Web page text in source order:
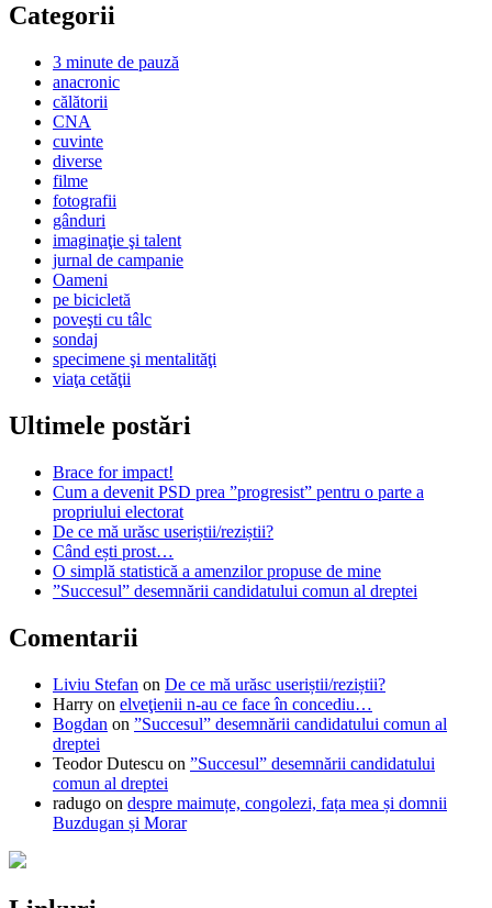
Categorii
3 minute de pauză
anacronic
călătorii
CNA
cuvinte
diverse
filme
fotografii
gânduri
imaginaţie şi talent
jurnal de campanie
Oameni
pe bicicletă
poveşti cu tâlc
sondaj
specimene şi mentalităţi
viaţa cetăţii
Ultimele postări
Brace for impact!
Cum a devenit PSD prea ”progresist” pentru o parte a
propriului electorat
De ce mă urăsc useriștii/reziștii?
Când ești prost…
O simplă statistică a amenzilor propuse de mine
”Succesul” desemnării candidatului comun al dreptei
Comentarii
Liviu Stefan on De ce mă urăsc useriștii/reziștii?
Harry on elveţienii n-au ce face în concediu…
Bogdan on ”Succesul” desemnării candidatului comun al
dreptei
Teodor Dutescu on ”Succesul” desemnării candidatului
comun al dreptei
radugo on despre maimuțe, congolezi, fața mea și domnii
Buzdugan și Morar